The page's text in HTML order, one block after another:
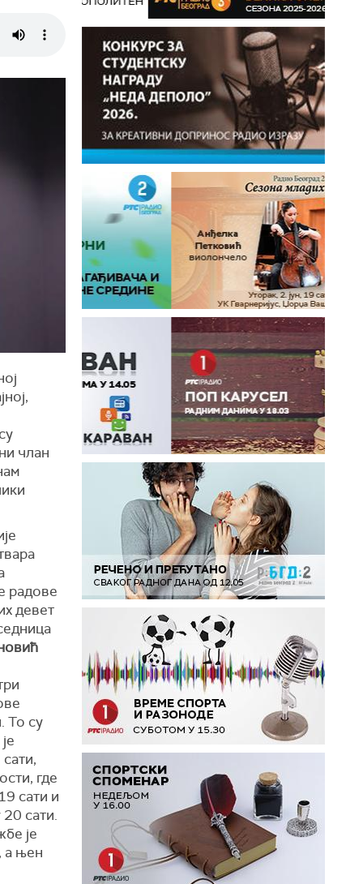
члан
радове
девет
То су
где
сати и
сати.
је
а њен